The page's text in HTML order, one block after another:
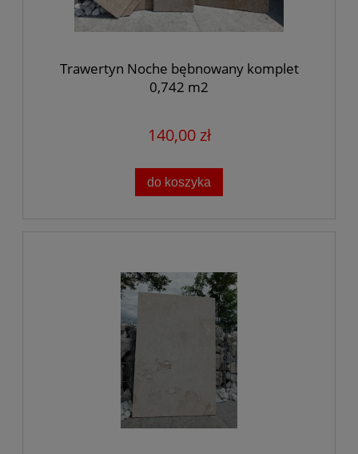
Trawertyn Noche bębnowany komplet
0,742 m2
140,00 zł
do koszyka